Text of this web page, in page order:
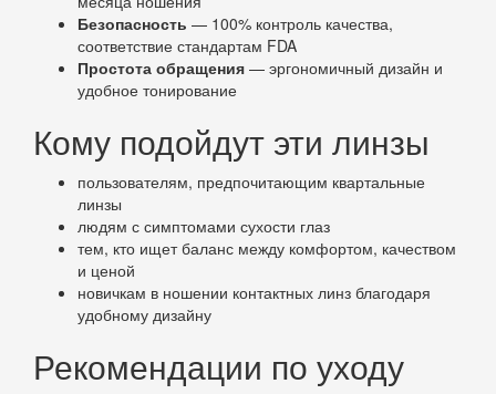
Безопасность — 100% контроль качества,
соответствие стандартам FDA
Простота обращения — эргономичный дизайн и
удобное тонирование
Кому подойдут эти линзы
пользователям, предпочитающим квартальные
линзы
людям с симптомами сухости глаз
тем, кто ищет баланс между комфортом, качеством
и ценой
новичкам в ношении контактных линз благодаря
удобному дизайну
Рекомендации по уходу